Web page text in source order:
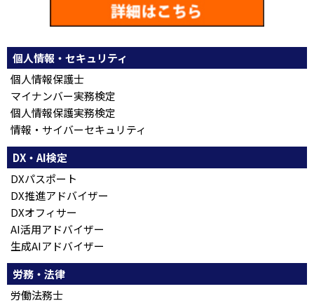
個人情報・セキュリティ
個人情報保護士
マイナンバー実務検定
個人情報保護実務検定
情報・サイバーセキュリティ
DX・AI検定
DXパスポート
DX推進アドバイザー
DXオフィサー
AI活用アドバイザー
生成AIアドバイザー
労務・法律
労働法務士